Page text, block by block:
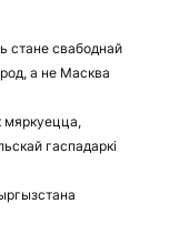
стане свабоднай
а не Масква
мяркуецца,
гаспадаркі